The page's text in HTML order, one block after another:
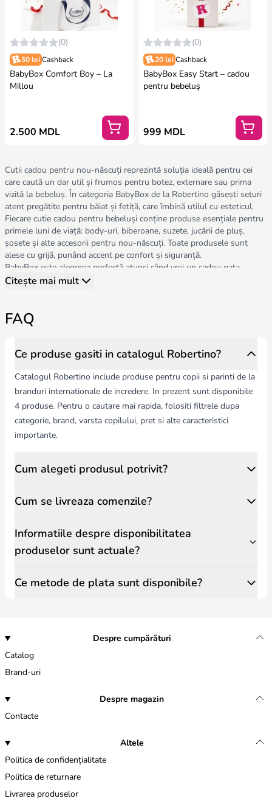
(0)
50 lei Cashback
BabyBox Comfort Boy – La
Millou
2.500 MDL
(0)
20 lei Cashback
BabyBox Easy Start – cadou
pentru bebeluș
999 MDL
Cutii cadou pentru nou-născuți reprezintă soluția ideală pentru cei
care caută un dar util și frumos pentru botez, externare sau prima
vizită la bebeluș. În categoria BabyBox de la Robertino găsești seturi
atent pregătite pentru băiat și fetiță, care îmbină utilul cu esteticul.
Fiecare cutie cadou pentru bebeluși conține produse esențiale pentru
primele luni de viață: body-uri, biberoane, suzete, jucării de pluș,
șosete și alte accesorii pentru nou-născuți. Toate produsele sunt
alese cu grijă, punând accent pe confort și siguranță.
BabyBox este alegerea perfectă atunci când vrei un cadou gata
pregătit. Nu mai este nevoie să alegi separat produsele sau să le
Categoria include cutii cadou în diferite dimensiuni și bugete — de la
variante compacte până la seturi extinse. Astfel, poți alege ușor
Seturile BabyBox pentru bebeluși sunt un cadou practic, modern și
Citește mai mult
FAQ
Ce produse gasiti in catalogul Robertino?
Catalogul Robertino include produse pentru copii si parinti de la
branduri internationale de incredere. In prezent sunt disponibile
4 produse. Pentru o cautare mai rapida, folositi filtrele dupa
categorie, brand, varsta copilului, pret si alte caracteristici
importante.
Cum alegeti produsul potrivit?
Cum se livreaza comenzile?
Informatiile despre disponibilitatea
produselor sunt actuale?
Ce metode de plata sunt disponibile?
Despre cumpărături
Catalog
Brand-uri
Despre magazin
Contacte
Altele
Politica de confidențialitate
Politica de returnare
Livrarea produselor